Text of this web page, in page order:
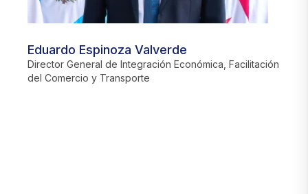
Eduardo Espinoza Valverde
Director General de Integración Económica, Facilitación
del Comercio y Transporte